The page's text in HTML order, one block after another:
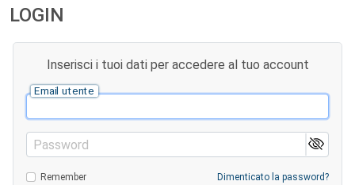
LOGIN
Inserisci i tuoi dati per accedere al tuo account
Email utente
Password
Remember Dimenticato la password?